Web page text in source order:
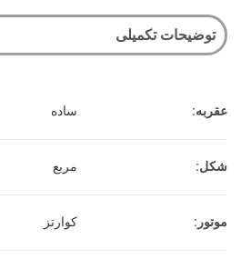
توضیحات تکمیلی
عقربه: ساده
شکل: مربع
موتور: کوارتز